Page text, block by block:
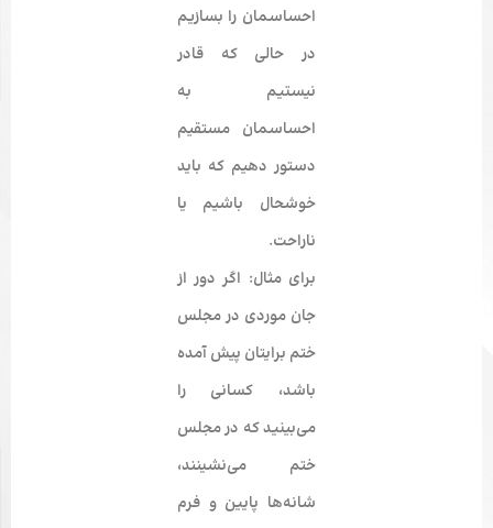
احساسمان را بسازیم
در حالی که قادر
نیستیم به
احساسمان مستقیم
دستور دهیم که باید
خوشحال باشیم یا
ناراحت.
برای مثال: اگر دور از
جان موردی در مجلس
ختم برایتان پیش آمده
باشد، کسانی را
می‌بینید که در مجلس
ختم می‌نشینند،
شانه‌­ها پایین و فرم